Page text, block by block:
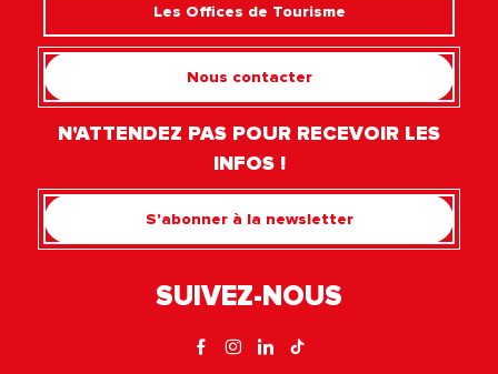
Les Offices de Tourisme
Nous contacter
N'ATTENDEZ PAS POUR RECEVOIR LES
INFOS !
S'abonner à la newsletter
SUIVEZ-NOUS